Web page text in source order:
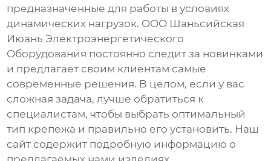
предназначенные для работы в условиях
динамических нагрузок. ООО Шаньсийская
Июань Электроэнергетического
Оборудования постоянно следит за новинками
и предлагает своим клиентам самые
современные решения. В целом, если у вас
сложная задача, лучше обратиться к
специалистам, чтобы выбрать оптимальный
тип крепежа и правильно его установить. Наш
сайт содержит подробную информацию о